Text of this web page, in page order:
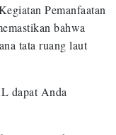
Pemanfaatan
bahwa
tata ruang laut
dapat Anda